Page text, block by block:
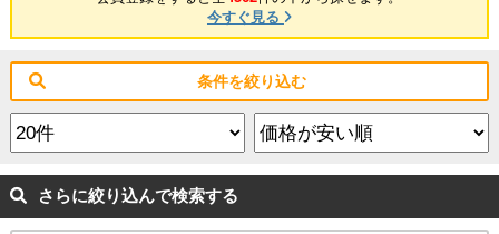
今すぐ見る
条件を絞り込む
さらに絞り込んで検索する